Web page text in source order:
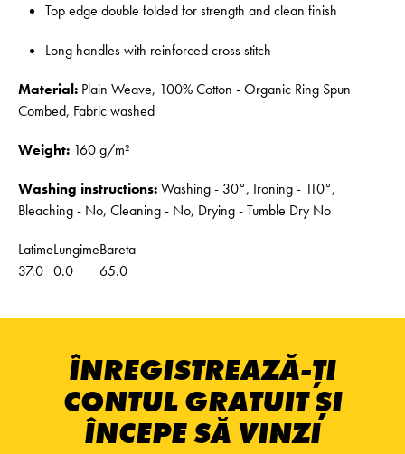
Top edge double folded for strength and clean finish
Long handles with reinforced cross stitch
Material: Plain Weave, 100% Cotton - Organic Ring Spun
Combed, Fabric washed
Weight: 160 g/m²
Washing instructions:Washing - 30°, Ironing - 110°,
Bleaching - No, Cleaning - No, Drying - Tumble Dry No
LatimeLungimeBareta
37.0 0.0 65.0
ÎNREGISTREAZĂ-ȚI
CONTUL GRATUIT ȘI
ÎNCEPE SĂ VINZI